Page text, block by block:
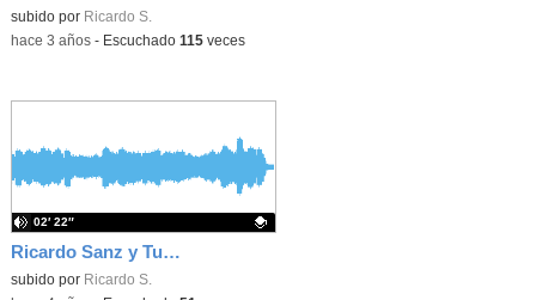
Contenido educativo.
subido por Ricardo S.
-hace 3 años- Escuchado 115veces
Ricardo Sanz y Tur: Vals en mi menor
Contenido educativo.
subido por Ricardo S.
02′ 22″